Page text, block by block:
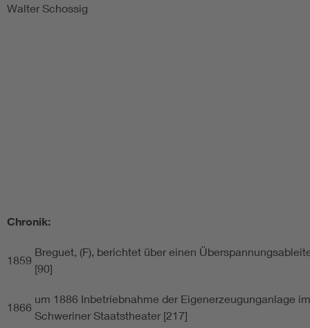
Walter Schossig
Chronik:
1859
Breguet, (F), berichtet über einen
[90]
1866
um 1886 Inbetriebnahme der Eigenerzeugunganlage im
Schweriner Staatstheater [217]